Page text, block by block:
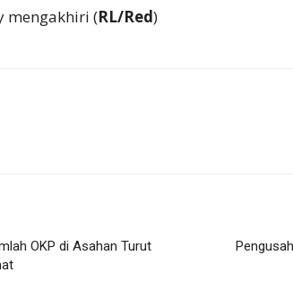
mengakhiri (RL/Red)
OKP di Asahan Turut